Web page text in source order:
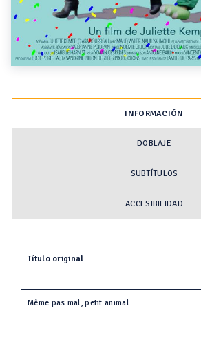
INFORMACIÓN
DOBLAJE
SUBTÍTULOS
ACCESIBILIDAD
Título original
Même pas mal, petit animal